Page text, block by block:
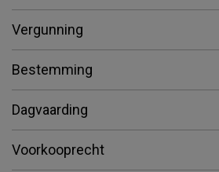
Vergunning
Bestemming
Dagvaarding
Voorkooprecht